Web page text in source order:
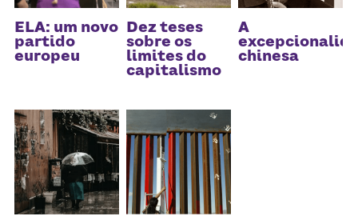
ELA: um novo
partido
europeu
Dez teses
sobre os
limites do
capitalismo
A
chinesa